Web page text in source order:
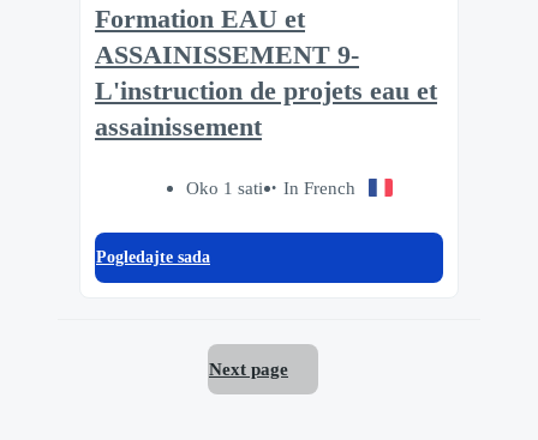
Formation EAU et
ASSAINISSEMENT 9-
L'instruction de projets eau et
assainissement
Oko 1 sati In French
Pogledajte sada
Next page